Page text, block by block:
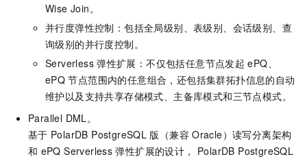
Wise Join。
并行度弹性控制：包括全局级别、表级别、会话级别、查
询级别的并行度控制。
Serverless 弹性扩展：不仅包括任意节点发起 ePQ、
ePQ 节点范围内的任意组合，还包括集群拓扑信息的自动
维护以及支持共享存储模式、主备库模式和三节点模式。
Parallel DML。
基于 PolarDB PostgreSQL 版（兼容 Oracle） 读写分离架构
和 ePQ Serverless 弹性扩展的设计， PolarDB PostgreSQL